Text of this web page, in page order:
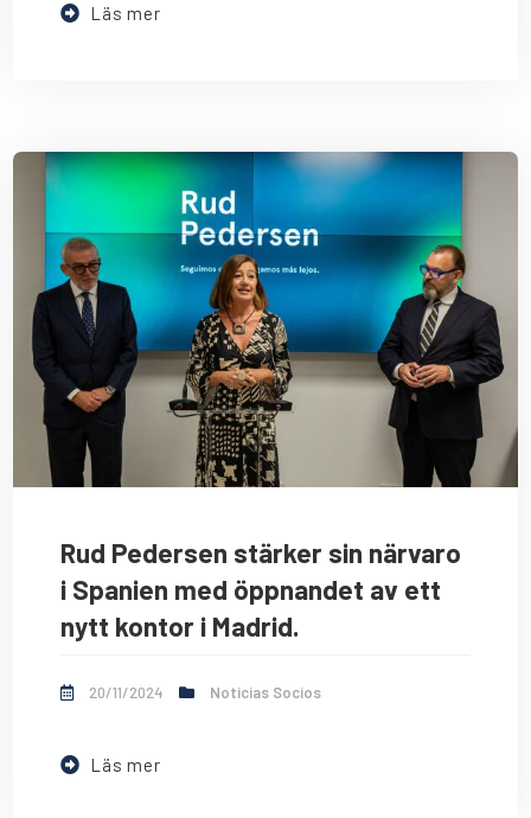
Läs mer
Rud Pedersen stärker sin närvaro
i Spanien med öppnandet av ett
nytt kontor i Madrid.
20/11/2024 Noticias Socios
Läs mer